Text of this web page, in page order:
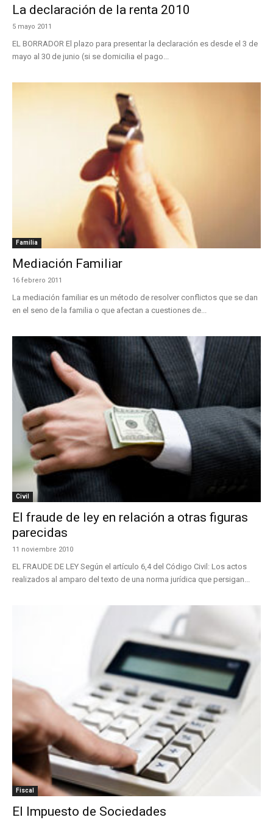
La declaración de la renta 2010
5 mayo 2011
EL BORRADOR El plazo para presentar la declaración es desde el 3 de
mayo al 30 de junio (si se domicilia el pago...
Familia
Mediación Familiar
16 febrero 2011
La mediación familiar es un método de resolver conflictos que se dan
en el seno de la familia o que afectan a cuestiones de...
Civil
El fraude de ley en relación a otras figuras
parecidas
11 noviembre 2010
EL FRAUDE DE LEY Según el artículo 6,4 del Código Civil: Los actos
realizados al amparo del texto de una norma jurídica que persigan...
Fiscal
El Impuesto de Sociedades